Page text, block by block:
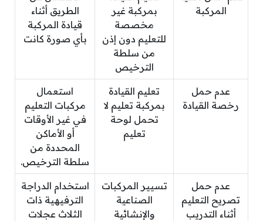
المركبة
بمركبة غير
مخصصة
للتعليم دون إذن
من سلطة
الترخيص
الطريق أثناء
قيادة المركبة
بأي صورة كانت
عدم حمل
رخصة القيادة
تعليم القيادة
بمركبة تعليم لا
تحمل لوحة
تعليم
استعمال
مركبات التعليم
في غير الأوقات
أو الأماكن
المحددة من
سلطة الترخيص.
عدم حمل
تصريح التعليم
أثناء التدريب
تسيير المركبات
الصناعية
والإنشائية
استخدام الدراجة
الترفيهية ذات
الثلاث عجلات